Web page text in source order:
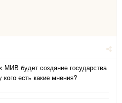
МИВ будет создание государства
есть какие мнения?